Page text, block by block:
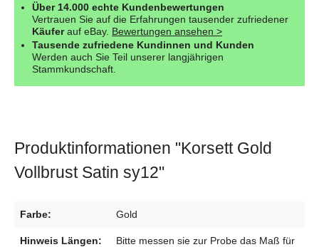
Über 14.000 echte Kundenbewertungen
Vertrauen Sie auf die Erfahrungen tausender zufriedener
Käuferauf eBay. Bewertungen ansehen >
Tausende zufriedene Kundinnen und Kunden
Werden auch Sie Teil unserer langjährigen
Stammkundschaft.
Produktinformationen "Korsett Gold
Vollbrust Satin sy12"
Farbe: Gold
Hinweis Längen:
Bitte messen sie zur Probe das Maß für